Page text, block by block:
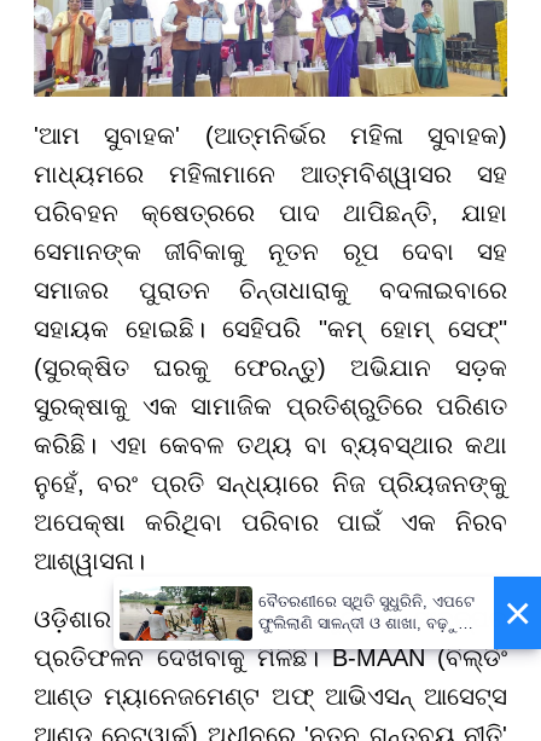
'ଆମ ସୁବାହକ' (ଆତ୍ମନିର୍ଭର ମହିଳା ସୁବାହକ)
ମାଧ୍ୟମରେ ମହିଳାମାନେ ଆତ୍ମବିଶ୍ୱାସର ସହ
ପରିବହନ କ୍ଷେତ୍ରରେ ପାଦ ଥାପିଛନ୍ତି, ଯାହା
ସେମାନଙ୍କ ଜୀବିକାକୁ ନୂତନ ରୂପ ଦେବା ସହ
ସମାଜର ପୁରାତନ ଚିନ୍ତାଧାରାକୁ ବଦଳାଇବାରେ
ସହାୟକ ହୋଇଛି। ସେହିପରି "କମ୍ ହୋମ୍ ସେଫ୍"
(ସୁରକ୍ଷିତ ଘରକୁ ଫେରନ୍ତୁ) ଅଭିଯାନ ସଡ଼କ
ସୁରକ୍ଷାକୁ ଏକ ସାମାଜିକ ପ୍ରତିଶ୍ରୁତିରେ ପରିଣତ
କରିଛି। ଏହା କେବଳ ତଥ୍ୟ ବା ବ୍ୟବସ୍ଥାର କଥା
ନୁହେଁ, ବରଂ ପ୍ରତି ସନ୍ଧ୍ୟାରେ ନିଜ ପ୍ରିୟଜନଙ୍କୁ
ଅପେକ୍ଷା କରିଥିବା ପରିବାର ପାଇଁ ଏକ ନିରବ
ଆଶ୍ୱାସନା।
ଓଡ଼ିଶାର ଆକାଶ ମଧ୍ୟ ଏହି ଦୂରଦର୍ଶୀ ସଂକଳ୍ପର
ପ୍ରତିଫଳନ ଦେଖିବାକୁ ମିଳିଛି। B-MAAN (ବିଲ୍ଡିଂ
ଆଣ୍ଡ ମ୍ୟାନେଜମେଣ୍ଟ ଅଫ୍ ଆଭିଏସନ୍ ଆସେଟ୍ସ
ଆଣ୍ଡ ନେଟୱାର୍କ) ଅଧୀନରେ 'ନୂତନ ଗନ୍ତବ୍ୟ ନୀତି'
×
ବୈତରଣୀରେ ସ୍ଥିତି ସୁଧୁରିନି, ଏପଟେ
ଫୁଲିଲାଣି ସାଳନ୍ଦୀ ଓ ଶାଖା, ବଢ଼ୁଛି
ବନ୍ୟା ଭୟ